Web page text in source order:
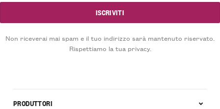
Non riceverai mai spam e il tuo indirizzo sarà mantenuto riservato.
Rispettiamo la tua privacy.
PRODUTTORI